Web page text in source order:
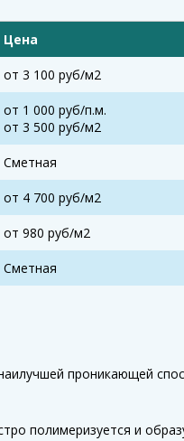
Цена
от 3 100 руб/м2
от 1 000 руб/п.м.
от 3 500 руб/м2
Сметная
от 4 700 руб/м2
от 980 руб/м2
Сметная
проникающей
полимеризуется и